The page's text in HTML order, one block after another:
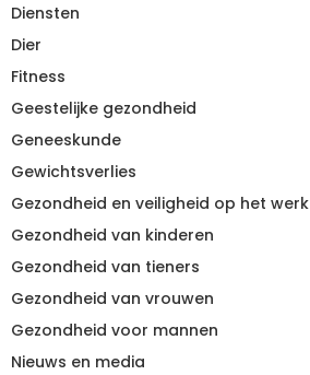
Diensten
Dier
Fitness
Geestelijke gezondheid
Geneeskunde
Gewichtsverlies
Gezondheid en veiligheid op het werk
Gezondheid van kinderen
Gezondheid van tieners
Gezondheid van vrouwen
Gezondheid voor mannen
Nieuws en media